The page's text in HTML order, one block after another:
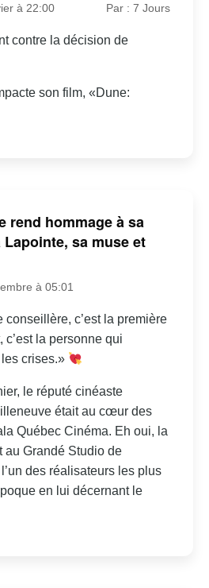
à 22:00 Par : 7 Jours
contre la décision de
son film, «Dune:
rend hommage à sa
sa muse et
à 05:01
conseillère, c’est la première
c’est la personne qui
les crises.»
le réputé cinéaste
était au cœur des
Québec Cinéma. Eh oui, la
au Grandé Studio de
des réalisateurs les plus
en lui décernant le